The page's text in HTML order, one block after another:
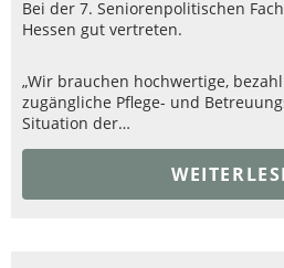
Bei der 7. Seniorenpolitischen
Hessen gut vertreten.
„Wir brauchen hochwertige,
zugängliche Pflege- und
Situation der…